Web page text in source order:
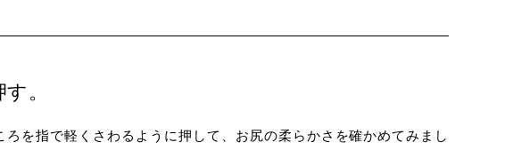
。
を指で軽くさわるように押して、お尻の柔らかさを確かめてみまし